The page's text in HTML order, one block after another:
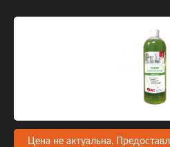
Цена не актуальна.